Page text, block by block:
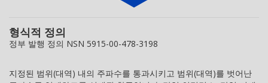
형식적 정의
정부 발행 정의 NSN 5915-00-478-3198
지정된 범위(대역) 내의 주파수를 통과시키고 범위(대역)를 벗어난